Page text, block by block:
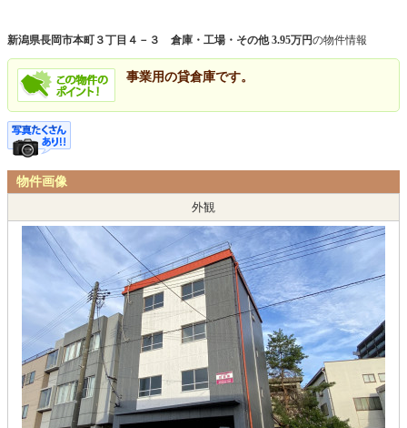
新潟県長岡市本町３丁目４－３ 倉庫・工場・その他 3.95万円の物件情報
事業用の貸倉庫です。
物件画像
外観